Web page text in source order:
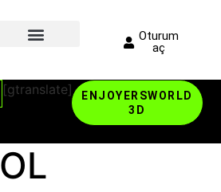
Oturum
aç
[gtranslate]
ENJOYERSWORLD
3D